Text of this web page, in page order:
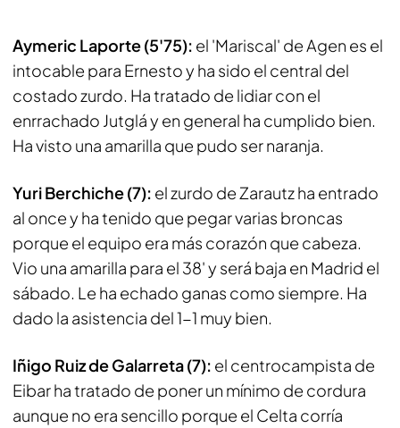
Aymeric Laporte (5'75): el 'Mariscal' de Agen es el
intocable para Ernesto y ha sido el central del
costado zurdo. Ha tratado de lidiar con el
enrrachado Jutglá y en general ha cumplido bien.
Ha visto una amarilla que pudo ser naranja.
Yuri Berchiche (7): el zurdo de Zarautz ha entrado
al once y ha tenido que pegar varias broncas
porque el equipo era más corazón que cabeza.
Vio una amarilla para el 38' y será baja en Madrid el
sábado. Le ha echado ganas como siempre. Ha
dado la asistencia del 1-1 muy bien.
Iñigo Ruiz de Galarreta (7): el centrocampista de
Eibar ha tratado de poner un mínimo de cordura
aunque no era sencillo porque el Celta corría